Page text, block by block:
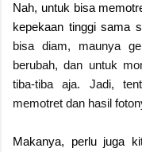
Nah, untuk bisa
kepekaan tinggi sama
bisa diam, maunya
berubah, dan untuk
tiba-tiba aja. Jadi,
memotret dan hasil
Makanya, perlu juga